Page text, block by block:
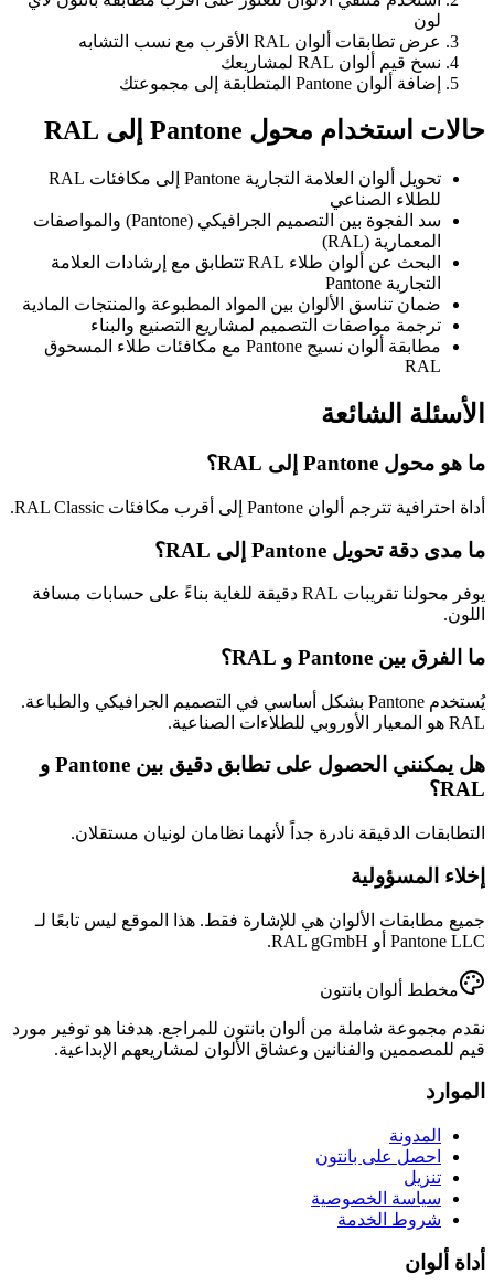
لون
عرض تطابقات ألوان RAL الأقرب مع نسب التشابه
نسخ قيم ألوان RAL لمشاريعك
إضافة ألوان Pantone المتطابقة إلى مجموعتك
حالات استخدام محول Pantone إلى RAL
تحويل ألوان العلامة التجارية Pantone إلى مكافئات RAL
للطلاء الصناعي
سد الفجوة بين التصميم الجرافيكي (Pantone) والمواصفات
المعمارية (RAL)
البحث عن ألوان طلاء RAL تتطابق مع إرشادات العلامة
التجارية Pantone
ضمان تناسق الألوان بين المواد المطبوعة والمنتجات المادية
ترجمة مواصفات التصميم لمشاريع التصنيع والبناء
مطابقة ألوان نسيج Pantone مع مكافئات طلاء المسحوق
RAL
الأسئلة الشائعة
ما هو محول Pantone إلى RAL؟
أداة احترافية تترجم ألوان Pantone إلى أقرب مكافئات RAL Classic.
ما مدى دقة تحويل Pantone إلى RAL؟
يوفر محولنا تقريبات RAL دقيقة للغاية بناءً على حسابات مسافة
اللون.
ما الفرق بين Pantone و RAL؟
يُستخدم Pantone بشكل أساسي في التصميم الجرافيكي والطباعة.
RAL هو المعيار الأوروبي للطلاءات الصناعية.
هل يمكنني الحصول على تطابق دقيق بين Pantone و
RAL؟
التطابقات الدقيقة نادرة جداً لأنهما نظامان لونيان مستقلان.
إخلاء المسؤولية
جميع مطابقات الألوان هي للإشارة فقط. هذا الموقع ليس تابعًا لـ
Pantone LLC أو RAL gGmbH.
مخطط ألوان بانتون
نقدم مجموعة شاملة من ألوان بانتون للمراجع. هدفنا هو توفير مورد
قيم للمصممين والفنانين وعشاق الألوان لمشاريعهم الإبداعية.
الموارد
المدونة
احصل على بانتون
تنزيل
سياسة الخصوصية
شروط الخدمة
أداة ألوان